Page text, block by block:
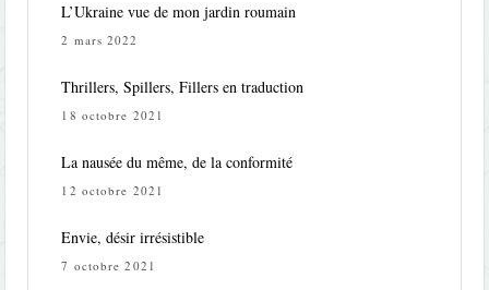
L’Ukraine vue de mon jardin roumain
2 mars 2022
Thrillers, Spillers, Fillers en traduction
18 octobre 2021
La nausée du même, de la conformité
12 octobre 2021
Envie, désir irrésistible
7 octobre 2021